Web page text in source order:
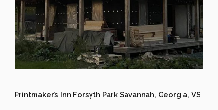
Printmaker’s Inn Forsyth Park Savannah, Georgia, VS